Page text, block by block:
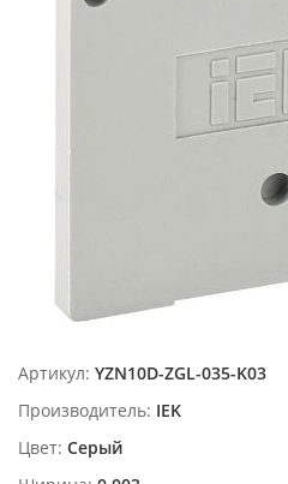
Артикул: YZN10D-ZGL-035-K03
Производитель: IEK
Цвет: Серый